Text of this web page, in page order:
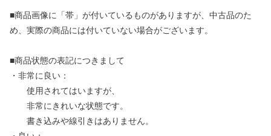
■商品画像に「帯」が付いているものがありますが、中古品のた
め、実際の商品には付いていない場合がございます。
■商品状態の表記につきまして
・非常に良い：
使用されてはいますが、
非常にきれいな状態です。
書き込みや線引きはありません。